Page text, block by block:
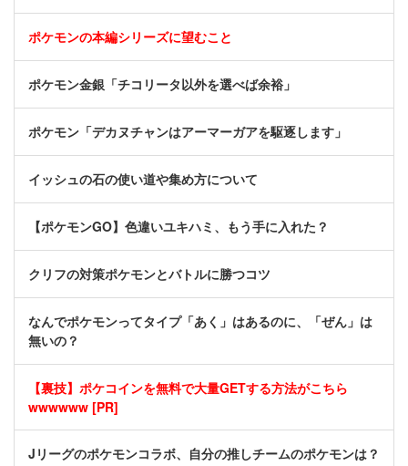
ポケモンの本編シリーズに望むこと
ポケモン金銀「チコリータ以外を選べば余裕」
ポケモン「デカヌチャンはアーマーガアを駆逐します」
イッシュの石の使い道や集め方について
【ポケモンGO】色違いユキハミ、もう手に入れた？
クリフの対策ポケモンとバトルに勝つコツ
なんでポケモンってタイプ「あく」はあるのに、「ぜん」は
無いの？
【裏技】ポケコインを無料で大量GETする方法がこちら
wwwwww [PR]
Jリーグのポケモンコラボ、自分の推しチームのポケモンは？